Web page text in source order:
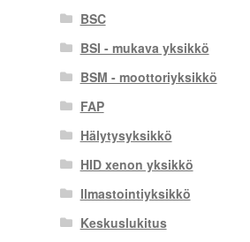
BSC
BSI - mukava yksikkö
BSM - moottoriyksikkö
FAP
Hälytysyksikkö
HID xenon yksikkö
Ilmastointiyksikkö
Keskuslukitus